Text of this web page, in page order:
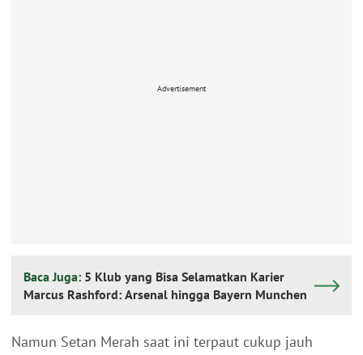
Advertisement
Baca Juga: 5 Klub yang Bisa Selamatkan Karier
Marcus Rashford: Arsenal hingga Bayern Munchen
Namun Setan Merah saat ini terpaut cukup jauh